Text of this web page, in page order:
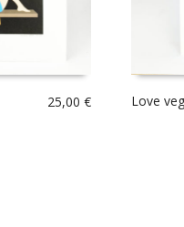
25,00 € Love